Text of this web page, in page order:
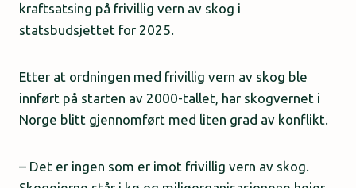
kraftsatsing på frivillig vern av skog i
statsbudsjettet for 2025.
Etter at ordningen med frivillig vern av skog ble
innført på starten av 2000-tallet, har skogvernet i
Norge blitt gjennomført med liten grad av konflikt.
– Det er ingen som er imot frivillig vern av skog.